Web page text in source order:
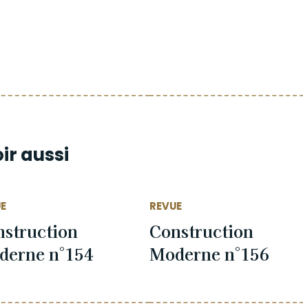
aussi
n°154
REVUE
Construction
Moderne n°156